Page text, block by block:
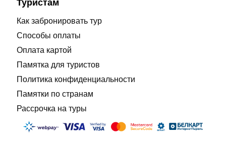
Туристам
Как забронировать тур
Способы оплаты
Оплата картой
Памятка для туристов
Политика конфиденциальности
Памятки по странам
Рассрочка на туры